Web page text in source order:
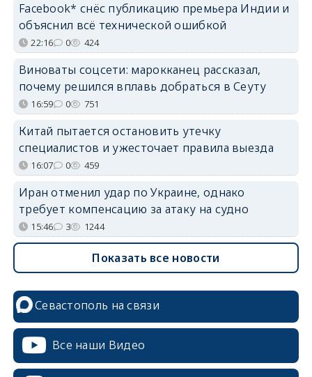
Facebook* снёс публикацию премьера Индии и
объяснил всё технической ошибкой
22:16 0 424
Виноваты соцсети: марокканец рассказал,
почему решился вплавь добраться в Сеуту
16:59 0 751
Китай пытается остановить утечку
специалистов и ужесточает правила выезда
16:07 0 459
Иран отменил удар по Украине, однако
требует компенсацию за атаку на судно
15:46 3 1244
Показать все новости
Севастополь на связи
Все наши Видео